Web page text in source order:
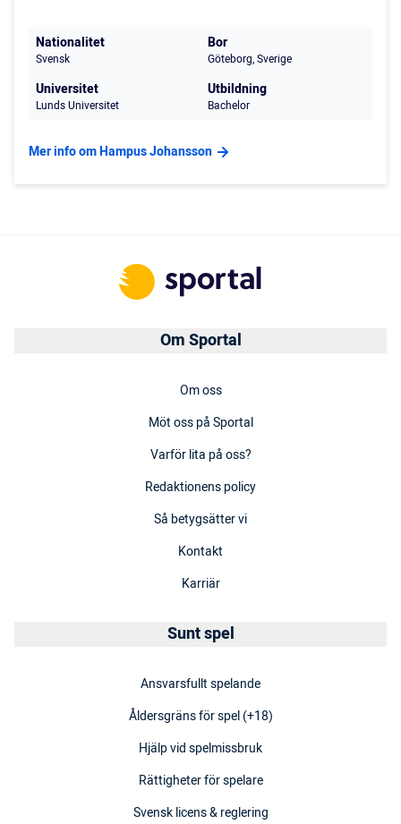
Nationalitet
Svensk
Bor
Göteborg, Sverige
Universitet
Lunds Universitet
Utbildning
Bachelor
Mer info om Hampus Johansson
Om Sportal
Om oss
Möt oss på Sportal
Varför lita på oss?
Redaktionens policy
Så betygsätter vi
Kontakt
Karriär
Sunt spel
Ansvarsfullt spelande
Åldersgräns för spel (+18)
Hjälp vid spelmissbruk
Rättigheter för spelare
Svensk licens & reglering